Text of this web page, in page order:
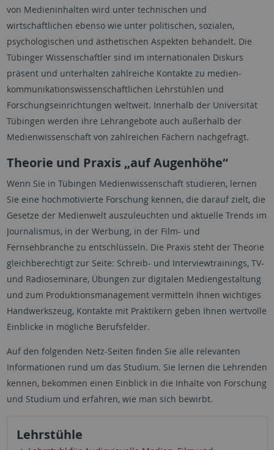
von Medieninhalten wird unter technischen und
wirtschaftlichen ebenso wie unter politischen, sozialen,
psychologischen und ästhetischen Aspekten behandelt. Die
Tübinger Wissenschaftler sind im internationalen Diskurs
präsent und unterhalten zahlreiche Kontakte zu medien-
kommunikationswissenschaftlichen Lehrstühlen und
Forschungseinrichtungen weltweit. Innerhalb der Universität
Tübingen werden ihre Lehrangebote auch außerhalb der
Medienwissenschaft von zahlreichen Fächern nachgefragt.
Theorie und Praxis „auf Augenhöhe“
Wenn Sie in Tübingen Medienwissenschaft studieren, lernen
Sie eine hochmotivierte Forschung kennen, die darauf zielt, die
Gesetze der Medienwelt auszuleuchten und aktuelle Trends im
Journalismus, in der Werbung, in der Film- und
Fernsehbranche zu entschlüsseln. Die Praxis steht der Theorie
gleichberechtigt zur Seite: Schreib- und Interviewtrainings, TV-
und Radioseminare, Übungen zur digitalen Mediengestaltung
und zum Produktionsmanagement vermitteln Ihnen wichtiges
Handwerkszeug, Kontakte mit Praktikern geben Ihnen wertvolle
Einblicke in mögliche Berufsfelder.
Auf den folgenden Netz-Seiten finden Sie alle relevanten
Informationen rund um das Studium. Sie lernen die Lehrenden
kennen, bekommen einen Einblick in die Inhalte von Forschung
und Studium und erfahren, wie man sich bewirbt.
Lehrstühle